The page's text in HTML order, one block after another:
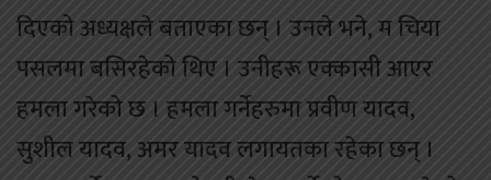
दिएको अध्यक्षले बताएका छन् । उनले भने, म चिया
पसलमा बसिरहेको थिए । उनीहरू एक्कासी आएर
हमला गरेको छ । हमला गर्नेहरुमा प्रवीण यादव,
सुशील यादव, अमर यादव लगायतका रहेका छन् ।